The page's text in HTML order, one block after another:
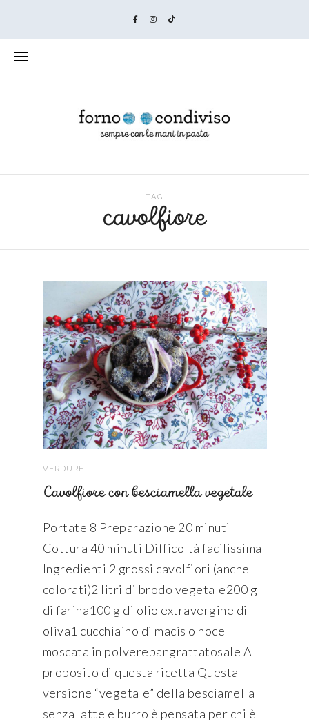
TAG
cavolfiore
VERDURE
Cavolfiore con besciamella vegetale
Portate 8 Preparazione 20 minuti
Cottura 40 minuti Difficoltà facilissima
Ingredienti 2 grossi cavolfiori (anche
colorati)2 litri di brodo vegetale200 g
di farina100 g di olio extravergine di
oliva1 cucchiaino di macis o noce
moscata in polverepangrattatosale A
proposito di questa ricetta Questa
versione “vegetale” della besciamella
senza latte e burro è pensata per chi è